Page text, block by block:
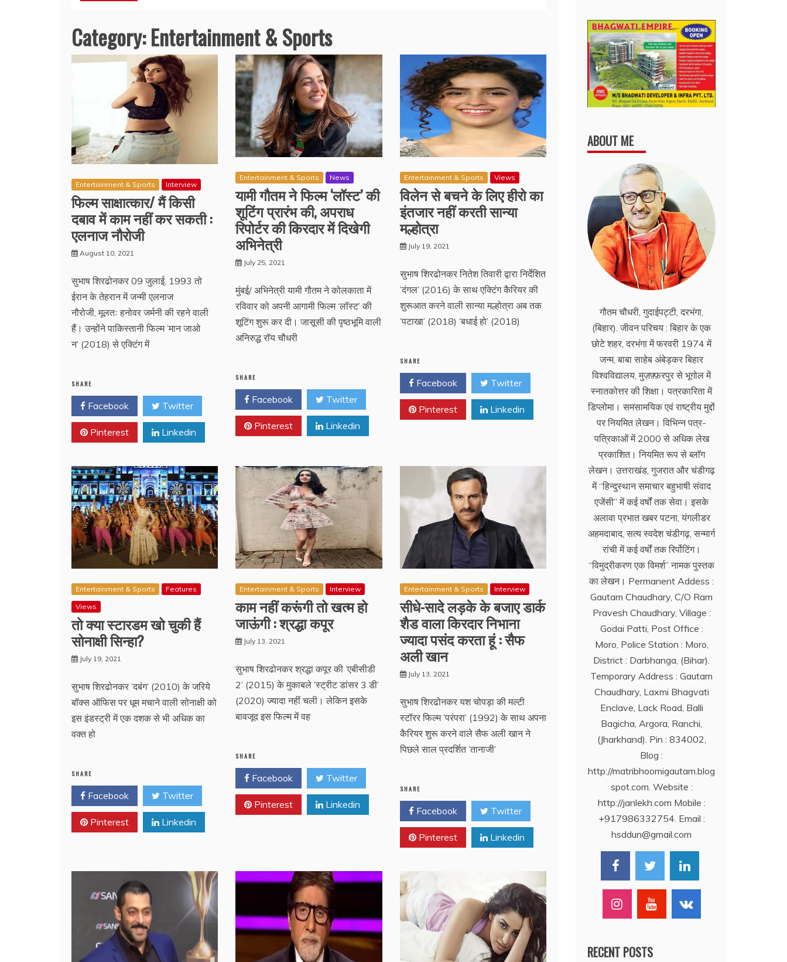
Category:Entertainment & Sports
Entertainment & Sports Interview
फिल्म साक्षात्कार/ मैं किसी
दबाव में काम नहीं कर सकती :
एलनाज नौरोजी
August 10, 2021
सुभाष शिरढोनकर 09 जुलाई, 1993 तो
ईरान के तेहरान में जन्मी एलनाज
नौरोजी, मूलतः हनोवर जर्मनी की रहने वाली
हैं। उन्होंने पाकिस्तानी फिल्म ’मान जाओ
न’ (2018) से एक्टिंग में
SHARE
Facebook Twitter
Pinterest Linkedin
Entertainment & Sports News
यामी गौतम ने फिल्म ‘लॉस्ट’ की
शूटिंग प्रारंभ की, अपराध
रिपोर्टर की किरदार में दिखेगी
अभिनेत्री
July 25, 2021
मुंबई/ अभिनेत्री यामी गौतम ने कोलकाता में
रविवार को अपनी आगामी फिल्म ‘लॉस्ट’ की
शूटिंग शुरू कर दी। जासूसी की पृष्ठभूमि वाली
अनिरुद्ध रॉय चौधरी
SHARE
Facebook Twitter
Pinterest Linkedin
Entertainment & Sports Views
विलेन से बचने के लिए हीरो का
इंतजार नहीं करती सान्या
मल्होत्रा
July 19, 2021
सुभाष शिरढोनकर नितेश तिवारी द्वारा निर्देशित
’दंगल’ (2016) के साथ एक्टिंग कैरियर की
शुरूआत करने वाली सान्या मल्होत्रा अब तक
’पटाखा’ (2018) ’बधाई हो’ (2018)
SHARE
Facebook Twitter
Pinterest Linkedin
Entertainment & Sports
Features
Views
तो क्या स्टारडम खो चुकी हैं
सोनाक्षी सिन्हा?
July 19, 2021
सुभाष शिरढोनकर ’दबंग’ (2010) के जरिये
बॉक्स ऑफिस पर धूम मचाने वाली सोनाक्षी को
इस इंडस्ट्री में एक दशक से भी अधिक का
वक्त हो
SHARE
Facebook Twitter
Pinterest Linkedin
Entertainment & Sports Interview
काम नहीं करूंगी तो खत्म हो
जाऊंगी : श्रद्धा कपूर
July 13, 2021
सुभाष शिरढोनकर श्रद्धा कपूर की ’एबीसीडी
2’ (2015) के मुकाबले ’स्ट्रीट डांसर 3 डी’
(2020) ज्यादा नहीं चली। लेकिन इसके
बावजूद इस फिल्म में वह
SHARE
Facebook Twitter
Pinterest Linkedin
Entertainment & Sports Interview
सीधे-सादे लड़के के बजाए डार्क
शैड वाला किरदार निभाना
ज्यादा पसंद करता हूं : सैफ
अली खान
July 13, 2021
सुभाष शिरढोनकर यश चोपड़ा की मल्टी
स्टॉरर फिल्म ’परंपरा’ (1992) के साथ अपना
कैरियर शुरू करने वाले सैफ अली खान ने
पिछले साल प्रदर्शित ’तानाजी’
SHARE
Facebook Twitter
Pinterest Linkedin
ABOUT ME
गौतम चौधरी, गुदाईपट्टी, दरभंगा,
(बिहार). जीवन परिचय : बिहार के एक
छोटे शहर, दरभंगा में फरवरी 1974 में
जन्म, बाबा साहेब अंबेड्कर बिहार
विश्वविद्यालय, मुज़फ़्फ़रपुर से भूगोल में
स्नातकोत्तर की शिक्षा। पत्रकारिता में
डिप्लोमा। समसामयिक एवं राष्ट्रीय मुद्दों
पर नियमित लेखन। विभिन्न पत्र-
पत्रिकाओं में 2000 से अधिक लेख
प्रकाशित। नियमित रूप से ब्लाॅग
लेखन। उत्तराखंड, गुजरात और चंडीगढ़
में ‘‘हिन्दुस्थान समाचार बहुभाषी संवाद
एजेंसी’’ में कई वर्षों तक सेवा। इसके
अलावा प्रभात खबर पटना, यंगलीडर
अहमदाबाद, सत्य स्वदेश चंडीगढ़, सन्मार्ग
रांची में कई वर्षों तक रिर्पोटिंग।
‘‘विमुद्रीकरण एक विमर्श’’ नामक पुस्तक
का लेखन। Permanent Addess :
Gautam Chaudhary, C/O Ram
Pravesh Chaudhary, Village :
Godai Patti, Post Office :
Moro, Police Station : Moro,
District : Darbhanga, (Bihar).
Temporary Address : Gautam
Chaudhary, Laxmi Bhagvati
Enclave, Lack Road, Balli
Bagicha, Argora, Ranchi,
(Jharkhand). Pin : 834002,
Blog :
http://matribhoomigautam.blog
spot.com. Website :
http://janlekh.com Mobile :
+917986332754. Email :
hsddun@gmail.com
RECENT POSTS